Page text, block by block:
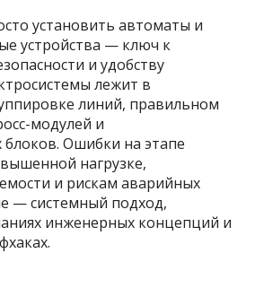
установить автоматы и
устройства — ключ к
и удобству
лежит в
линий, правильном
модулей и
Ошибки на этапе
нагрузке,
и рискам аварийных
— системный подход,
инженерных концепций и